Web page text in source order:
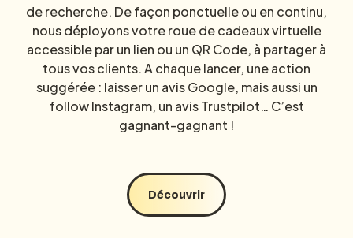
de recherche. De façon ponctuelle ou en continu,
nous déployons votre roue de cadeaux virtuelle
accessible par un lien ou un QR Code, à partager à
tous vos clients. A chaque lancer, une action
suggérée : laisser un avis Google, mais aussi un
follow Instagram, un avis Trustpilot… C’est
gagnant-gagnant !
Découvrir